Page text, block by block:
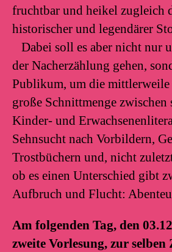
fruchtbar und heikel zugleich
historischer und legendärer
Dabei soll es aber nicht nur
der Nacherzählung gehen,
Publikum, um die mittlerweile
große Schnittmenge zwischen
Kinder- und
Sehnsucht nach Vorbildern,
Trostbüchern und, nicht
ob es einen Unterschied gibt
Aufbruch und Flucht:
Am folgenden Tag, den
zweite Vorlesung, zur selben